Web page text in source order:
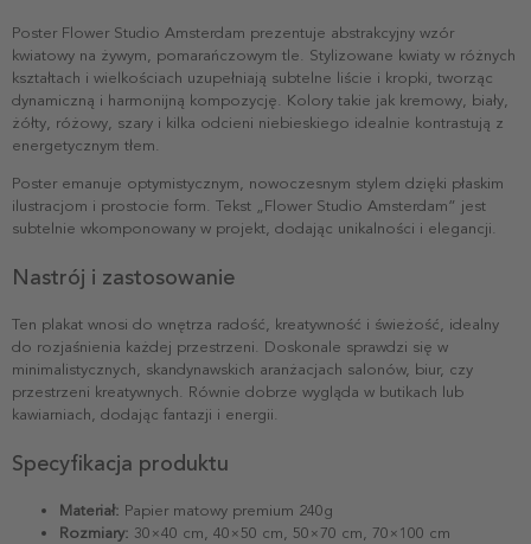
Poster Flower Studio Amsterdam prezentuje abstrakcyjny wzór
kwiatowy na żywym, pomarańczowym tle. Stylizowane kwiaty w różnych
kształtach i wielkościach uzupełniają subtelne liście i kropki, tworząc
dynamiczną i harmonijną kompozycję. Kolory takie jak kremowy, biały,
żółty, różowy, szary i kilka odcieni niebieskiego idealnie kontrastują z
energetycznym tłem.
Poster emanuje optymistycznym, nowoczesnym stylem dzięki płaskim
ilustracjom i prostocie form. Tekst „Flower Studio Amsterdam” jest
subtelnie wkomponowany w projekt, dodając unikalności i elegancji.
Nastrój i zastosowanie
Ten plakat wnosi do wnętrza radość, kreatywność i świeżość, idealny
do rozjaśnienia każdej przestrzeni. Doskonale sprawdzi się w
minimalistycznych, skandynawskich aranżacjach salonów, biur, czy
przestrzeni kreatywnych. Równie dobrze wygląda w butikach lub
kawiarniach, dodając fantazji i energii.
Specyfikacja produktu
Materiał: Papier matowy premium 240g
Rozmiary: 30×40 cm, 40×50 cm, 50×70 cm, 70×100 cm